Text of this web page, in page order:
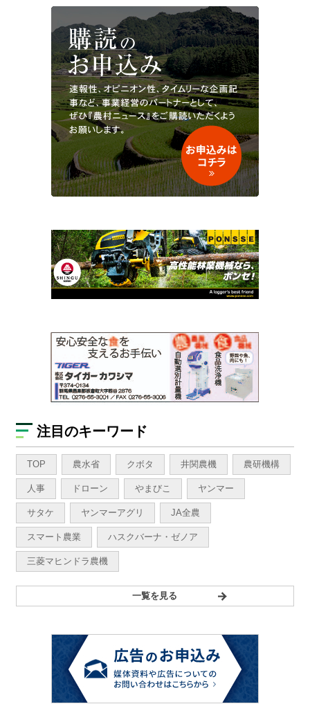
注目のキーワード
TOP 農水省 クボタ 井関農機 農研機構
人事 ドローン やまびこ ヤンマー
サタケ ヤンマーアグリ JA全農
スマート農業 ハスクバーナ・ゼノア
三菱マヒンドラ農機
一覧を見る